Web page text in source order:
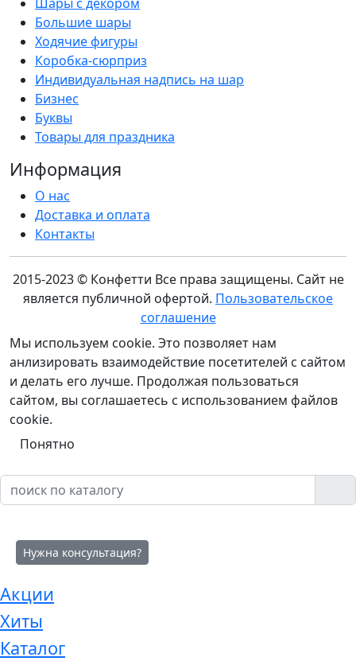
Большие шары
Ходячие фигуры
Коробка-сюрприз
Индивидуальная надпись на шар
Бизнес
Буквы
Товары для праздника
Информация
О нас
Доставка и оплата
Контакты
2015-2023 © Конфетти Все права защищены. Сайт не
является публичной офертой. Пользовательское
соглашение
Мы используем cookie. Это позволяет нам
анлизировать взаимодействие посетителей с сайтом
и делать его лучше. Продолжая пользоваться
сайтом, вы соглашаетесь с использованием файлов
cookie.
Понятно
Нужна консультация?
Акции
Хиты
Каталог